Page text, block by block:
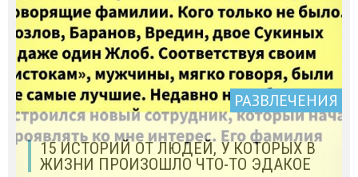
РАЗВЛЕЧЕНИЯ
15 ИСТОРИЙ ОТ ЛЮДЕЙ, У КОТОРЫХ В
ЖИЗНИ ПРОИЗОШЛО ЧТО-ТО ЭДАКОЕ